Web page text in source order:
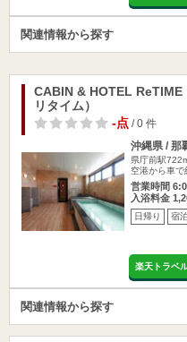
関連情報から探す
CABIN & HOTEL ReTIME
リタイム）
-点/ 0 件
沖縄県 / 那
県庁前駅
空港から車
営業時間
入浴料金
日帰り 宿
楽天トラベ
関連情報から探す